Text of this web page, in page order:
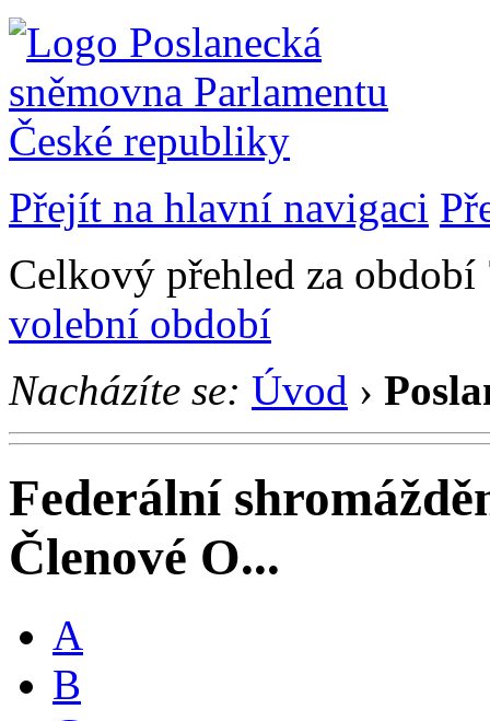
Přejít na hlavní navigaci
Celkový přehled za
volební období
Nacházíte se: Úvod ›
Federální
Členové O...
A
B